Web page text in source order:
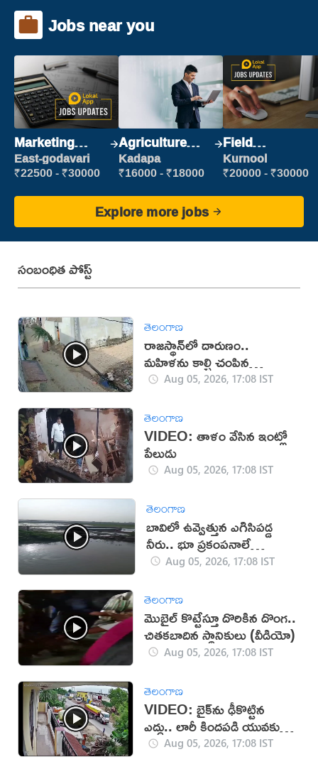
Jobs near you
Marketing
Executive
East-godavari
₹22500 - ₹30000
Agriculture
Labour
Kadapa
₹16000 - ₹18000
Field
Marketing
Executive
Kurnool
₹20000 - ₹30000
Explore more jobs
సంబంధిత పోస్ట్
తెలంగాణ
రాజస్థాన్‌లో దారుణం..
మహిళను కాల్చి చంపిన
యువకుడు (వీడియో)
Aug 05, 2026, 17:08 IST
తెలంగాణ
VIDEO: తాళం వేసిన ఇంట్లో
పేలుడు
Aug 05, 2026, 17:08 IST
తెలంగాణ
బావిలో ఉవ్వెత్తున ఎగిసిపడ్డ
నీరు.. భూ ప్రకంపనాలే
కారణమా?
Aug 05, 2026, 17:08 IST
తెలంగాణ
మొబైల్ కొట్టేస్తూ దొరికిన దొంగ..
చితకబాదిన స్థానికులు (వీడియో)
Aug 05, 2026, 17:08 IST
తెలంగాణ
VIDEO: బైక్‌ను ఢీకొట్టిన
ఎద్దు.. లారీ కిందపడి యువకుడు
మృతి!Aug 05, 2026, 17:08 IST